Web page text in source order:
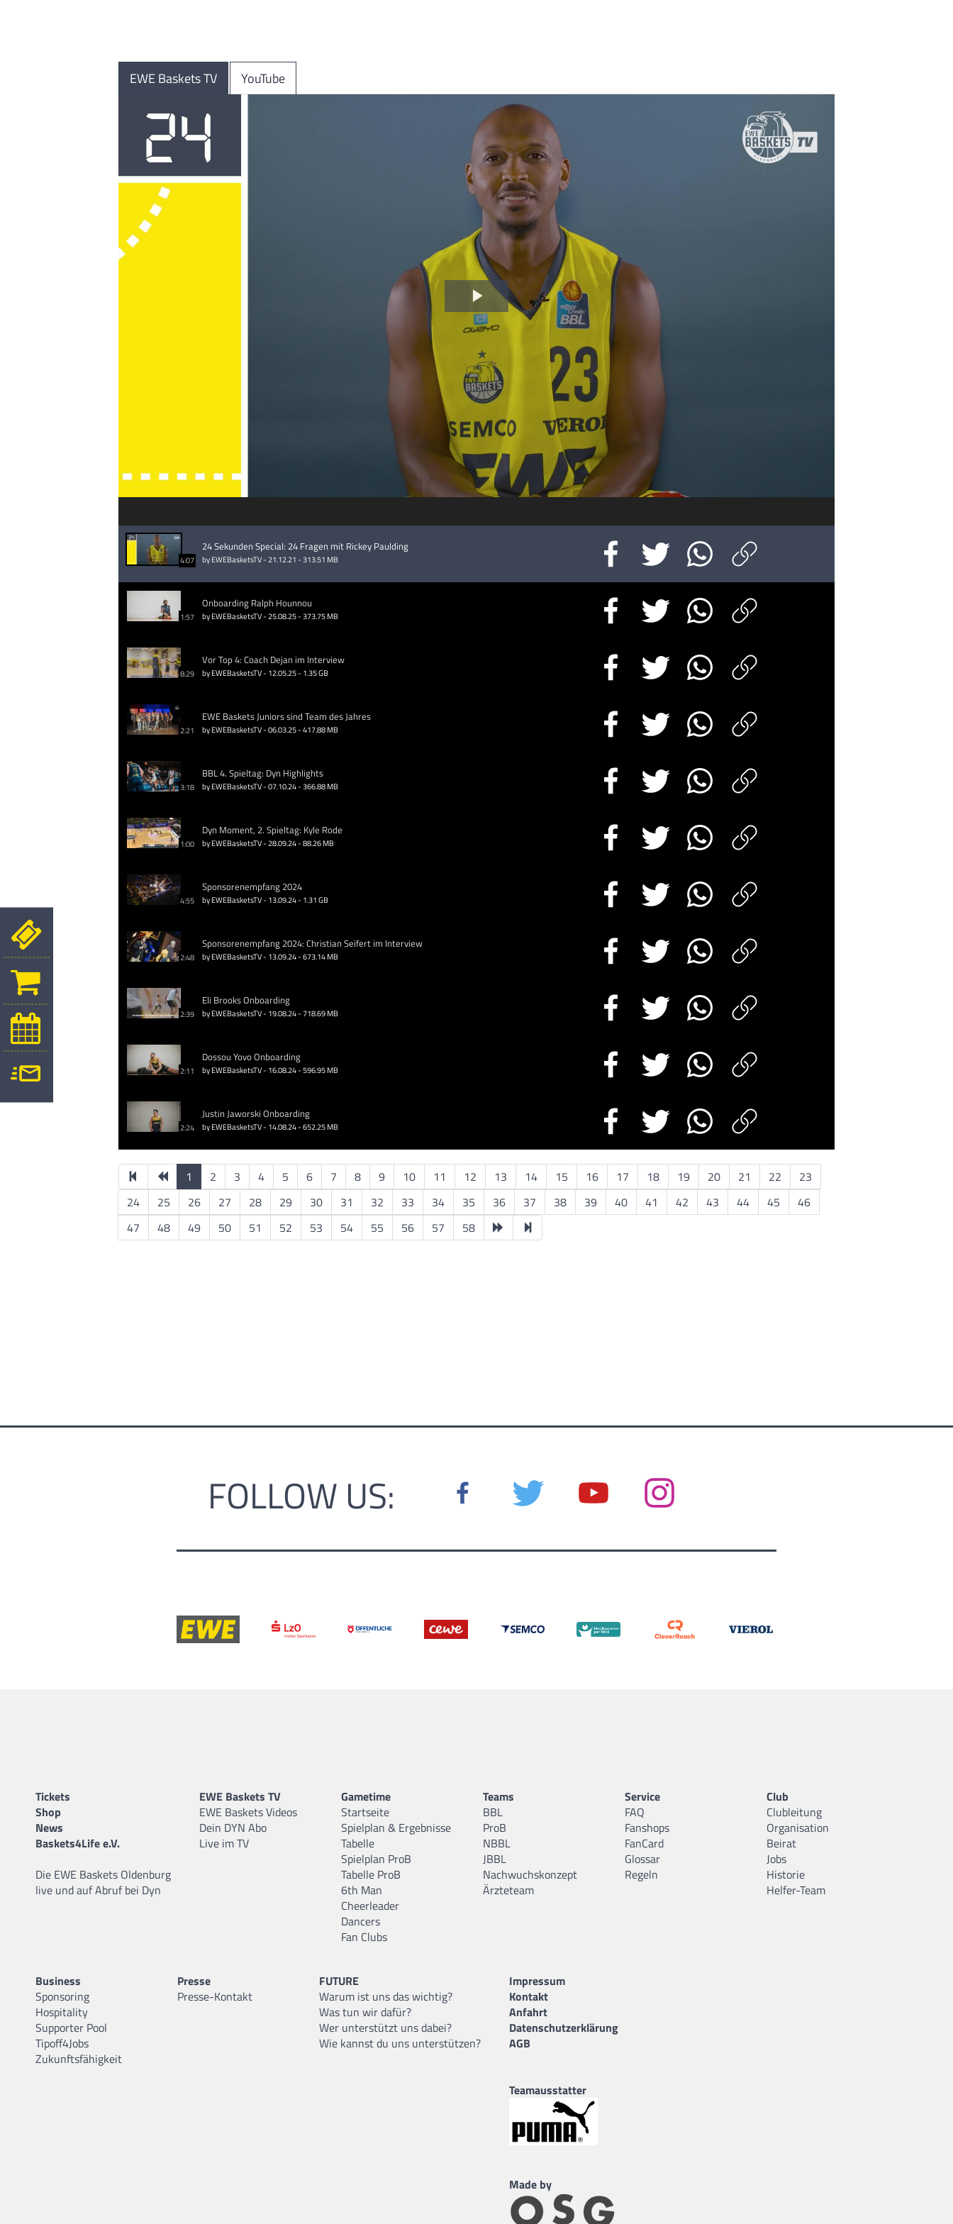
EWE Baskets TV YouTube
Video
abspielen
4:07
24 Sekunden Special: 24 Fragen mit Rickey Paulding
by EWEBasketsTV - 21.12.21 - 313.51 MB
1:57
Onboarding Ralph Hounnou
by EWEBasketsTV - 25.08.25 - 373.75 MB
8:29
Vor Top 4: Coach Dejan im Interview
by EWEBasketsTV - 12.05.25 - 1.35 GB
2:21
EWE Baskets Juniors sind Team des Jahres
by EWEBasketsTV - 06.03.25 - 417.88 MB
3:18
BBL 4. Spieltag: Dyn Highlights
by EWEBasketsTV - 07.10.24 - 366.88 MB
1:00
Dyn Moment, 2. Spieltag: Kyle Rode
by EWEBasketsTV - 28.09.24 - 88.26 MB
4:55
Sponsorenempfang 2024
by EWEBasketsTV - 13.09.24 - 1.31 GB
2:48
Sponsorenempfang 2024: Christian Seifert im Interview
by EWEBasketsTV - 13.09.24 - 673.14 MB
2:39
Eli Brooks Onboarding
by EWEBasketsTV - 19.08.24 - 718.69 MB
2:11
Dossou Yovo Onboarding
by EWEBasketsTV - 16.08.24 - 596.95 MB
2:24
Justin Jaworski Onboarding
by EWEBasketsTV - 14.08.24 - 652.25 MB
1 2 3 4 5 6 7 8 9 10 11 12 13 14 15 16 17 18 19 20 21 22
23
24
25 26 27 28 29 30 31 32 33 34 35 36 37 38 39 40 41 42 43 44 45
46
47
48 49 50 51 52 53 54 55 56 57 58
FOLLOW US:
Tickets
Shop
News
Baskets4Life e.V.
Die EWE Baskets Oldenburg
live und auf Abruf bei Dyn
EWE Baskets TV
EWE Baskets Videos
Dein DYN Abo
Live im TV
Gametime
Startseite
Spielplan & Ergebnisse
Tabelle
Spielplan ProB
Tabelle ProB
6th Man
Cheerleader
Dancers
Fan Clubs
Teams
BBL
ProB
NBBL
JBBL
Nachwuchskonzept
Ärzteteam
Service
FAQ
Fanshops
FanCard
Glossar
Regeln
Club
Clubleitung
Organisation
Beirat
Jobs
Historie
Helfer-Team
Business
Sponsoring
Hospitality
Supporter Pool
Tipoff4Jobs
Zukunftsfähigkeit
Presse
Presse-Kontakt
FUTURE
Warum ist uns das wichtig?
Was tun wir dafür?
Wer unterstützt uns dabei?
Wie kannst du uns unterstützen?
Impressum
Kontakt
Anfahrt
Datenschutzerklärung
AGB
Teamausstatter
Made by